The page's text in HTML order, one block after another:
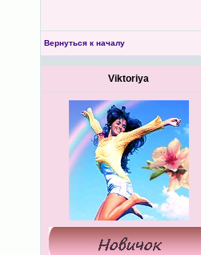
Вернуться к началу
Viktoriya